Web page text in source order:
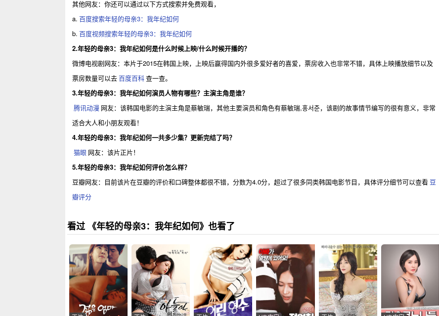
其他网友：你还可以通过以下方式搜索并免费观看，
a. 百度搜索年轻的母亲3：我年纪如何
b. 百度视频搜索年轻的母亲3：我年纪如何
2.年轻的母亲3：我年纪如何是什么时候上映/什么时候开播的？
微博电视剧网友：本片于2015在韩国上映，上映后赢得国内外很多爱好者的喜爱，票房收入也非常不错，具体上映播放细节以及
票房数量可以去百度百科查一查。
3.年轻的母亲3：我年纪如何演员人物有哪些？主演主角是谁？
腾讯动漫 网友：该韩国电影的主演主角是蔡敏瑞，其他主要演员和角色有蔡敏瑞,홍서준，该剧的故事情节编写的很有意义，非常
适合大人和小朋友观看！
4.年轻的母亲3：我年纪如何一共多少集？更新完结了吗？
猫眼 网友：该片正片！
5.年轻的母亲3：我年纪如何评价怎么样？
豆瓣网友：目前该片在豆瓣的评价和口碑整体都很不错，分数为4.0分，超过了很多同类韩国电影节目，具体评分细节可以查看 豆
瓣评分
看过 《年轻的母亲3：我年纪如何》也看了